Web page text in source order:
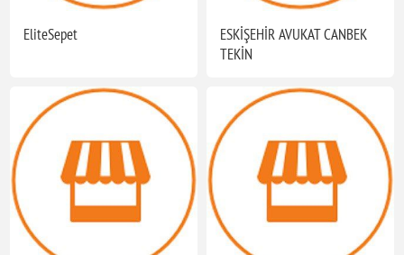
EliteSepet
ESKİŞEHİR AVUKAT CANBEK
TEKİN